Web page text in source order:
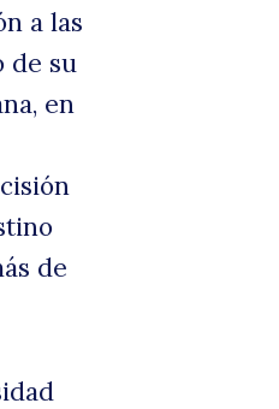
a las
de su
en
de